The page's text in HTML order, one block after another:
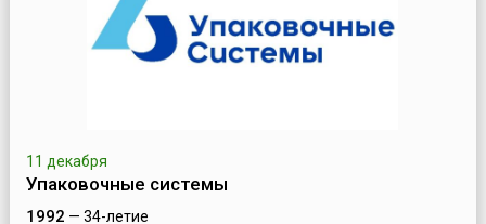
11 декабря
Упаковочные системы
1992 — 34-летие